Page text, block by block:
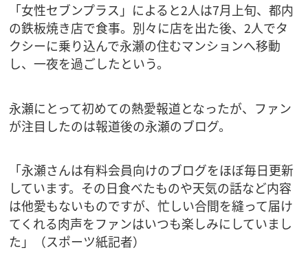
「女性セブンプラス」によると2人は7月上旬、都内
の鉄板焼き店で食事。別々に店を出た後、2人でタ
クシーに乗り込んで永瀬の住むマンションへ移動
し、一夜を過ごしたという。
永瀬にとって初めての熱愛報道となったが、ファン
が注目したのは報道後の永瀬のブログ。
「永瀬さんは有料会員向けのブログをほぼ毎日更新
しています。その日食べたものや天気の話など内容
は他愛もないものですが、忙しい合間を縫って届け
てくれる肉声をファンはいつも楽しみにしていまし
た」（スポーツ紙記者）